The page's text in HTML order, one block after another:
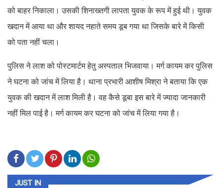
को बाहर निकाला। उसकी शिनाख्तगी लापता युवक के रूप में हुई थी। युवक
खदान में आया था और शायद नहाते समय डूब गया था जिसके बारे में किसी
को पता नहीं चला।
पुलिस ने लाश को पोस्टमार्टम हेतु अस्पताल भिजवाया। मर्ग कायम कर पुलिस
ने घटना को जांच में लिया है। थाना प्रभारी आशीष मिश्रा ने बताया कि एक
युवक की खदान में लाश मिली है। वह कैसे डूबा इस बारे में ज्यादा जानकारी
नहीं मिल पाई है। मर्ग कायम कर घटना को जांच में लिया गया है।
JUST IN